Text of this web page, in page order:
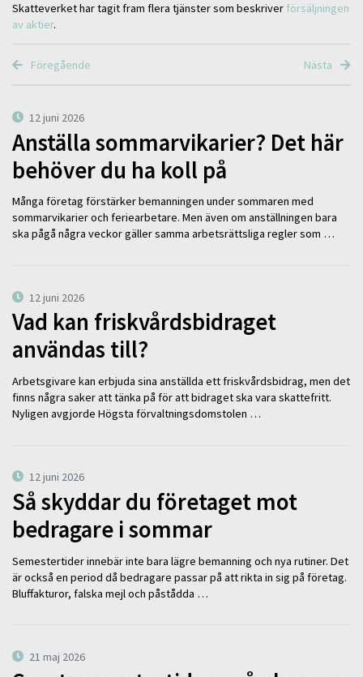
Skatteverket har tagit fram flera tjänster som beskriver försäljningen
av aktier.
Föregående Nästa
12 juni 2026
Anställa sommarvikarier? Det här
behöver du ha koll på
Många företag förstärker bemanningen under sommaren med
sommarvikarier och feriearbetare. Men även om anställningen bara
ska pågå några veckor gäller samma arbetsrättsliga regler som …
12 juni 2026
Vad kan friskvårdsbidraget
användas till?
Arbetsgivare kan erbjuda sina anställda ett friskvårdsbidrag, men det
finns några saker att tänka på för att bidraget ska vara skattefritt.
Nyligen avgjorde Högsta förvaltningsdomstolen …
12 juni 2026
Så skyddar du företaget mot
bedragare i sommar
Semestertider innebär inte bara lägre bemanning och nya rutiner. Det
är också en period då bedragare passar på att rikta in sig på företag.
Bluffakturor, falska mejl och påstådda …
21 maj 2026